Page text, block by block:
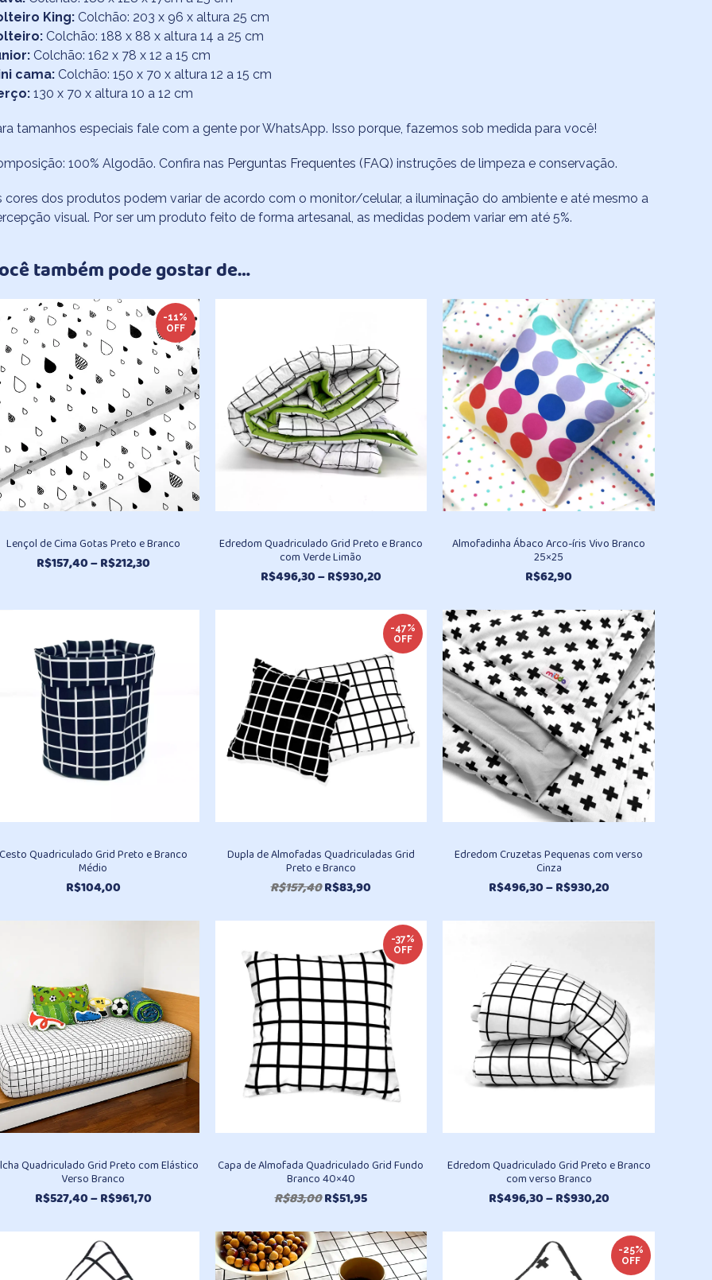
King: Colchão: 203 x 96 x altura 25 cm
Colchão: 188 x 88 x altura 14 a 25 cm
Colchão: 162 x 78 x 12 a 15 cm
cama: Colchão: 150 x 70 x altura 12 a 15 cm
130 x 70 x altura 10 a 12 cm
tamanhos especiais fale com a gente por WhatsApp. Isso porque, fazemos sob medida para você!
100% Algodão. Confira nas Perguntas Frequentes (FAQ) instruções de limpeza e conservação.
cores dos produtos podem variar de acordo com o monitor/celular, a iluminação do ambiente e até mesmo a
visual. Por ser um produto feito de forma artesanal, as medidas podem variar em até 5%.
também pode gostar de…
-11%
OFF
Lençol de Cima Gotas Preto e Branco
R$157,40–R$212,30Faixa
R$157,40
R$212,30
Edredom Quadriculado Grid Preto e Branco
com Verde Limão
R$496,30–R$930,20Faixa
preço:
R$496,30
através
R$930,20
Almofadinha Ábaco Arco-íris Vivo Branco
25×25
R$62,90
Quadriculado Grid Preto e Branco
Médio
R$104,00
-47%
OFF
Dupla de Almofadas Quadriculadas Grid
Preto e Branco
R$157,40O
original
R$157,40.
R$83,90
atual
R$83,90.
Edredom Cruzetas Pequenas com verso
Cinza
R$496,30–R$930,20Faixa
preço:
Quadriculado Grid Preto com Elástico
Verso Branco
R$527,40–R$961,70Faixa
preço:
-37%
OFF
Capa de Almofada Quadriculado Grid Fundo
Branco 40×40
R$83,00O
original
era:
R$83,00.
R$51,95O
atual
é:
R$51,95.
Edredom Quadriculado Grid Preto e Branco
com verso Branco
R$496,30–R$930,20Faixa
preço:
R$496,30
através
-25%
OFF